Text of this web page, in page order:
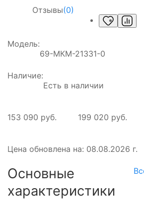
Отзывы(0)
Модель:
69-МКМ-21331-0
Наличие:
Есть в наличии
153 090 руб. 199 020 руб.
Цена обновлена на: 08.08.2026 г.
Основные
характеристики